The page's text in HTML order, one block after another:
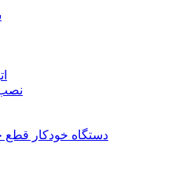
نصب
دستگاه خودکار قطع